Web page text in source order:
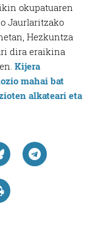
okupatuaren
Jaurlaritzako
Hezkuntza
dira eraikina
Kijera
mahai bat
alkateari eta